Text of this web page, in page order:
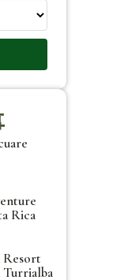
Rica
Resort
Turrialba